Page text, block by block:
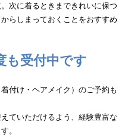
次に着るときまできれいに保つ
らしまっておくことをおすすめ
も受付中です
付け・ヘアメイク）のご予約も
ていただけるよう、経験豊富な
。